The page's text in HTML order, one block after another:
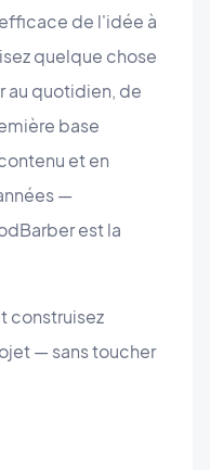
de l'idée à
quelque chose
au quotidien, de
base
et en
—
est la
construisez
— sans toucher